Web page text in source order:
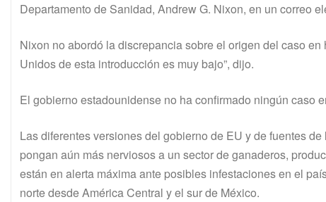
Departamento de Sanidad, Andrew G. Nixon, en un correo
Nixon no abordó la discrepancia sobre el origen del caso
Unidos de esta introducción es muy bajo”, dijo.
El gobierno estadounidense no ha confirmado ningún caso
Las diferentes versiones del gobierno de EU y de fuentes
pongan aún más nerviosos a un sector de ganaderos,
están en alerta máxima ante posibles infestaciones en el
norte desde América Central y el sur de México.